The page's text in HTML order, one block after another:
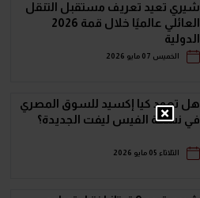
شيري تعيد تعريف مستقبل التنقل
العائلي عالميًا خلال قمة 2026
الدولية
الخميس 07 مايو 2026
هل تعود كيا إكسيد للسوق المصري
في نسخة الفيس ليفت الجديدة؟
الثلاثاء 05 مايو 2026